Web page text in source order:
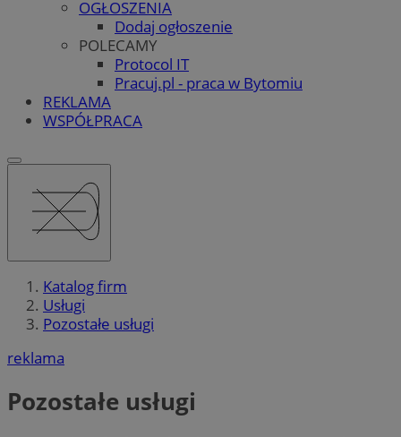
OGŁOSZENIA
Dodaj ogłoszenie
POLECAMY
Protocol IT
Pracuj.pl - praca w Bytomiu
REKLAMA
WSPÓŁPRACA
Katalog firm
Usługi
Pozostałe usługi
reklama
Pozostałe usługi